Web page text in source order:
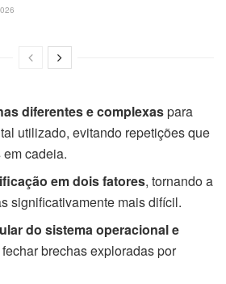
diferentes e complexaspara
utilizado, evitando repetições que
cadeia.
em dois fatores, tornando a
significativamente mais difícil.
do sistema operacional e
brechas exploradas por